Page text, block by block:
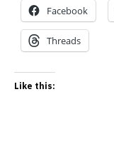
Facebook
Threads
Like this: